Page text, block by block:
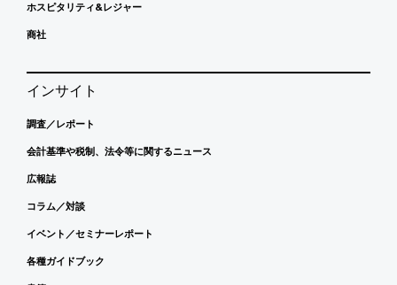
ホスピタリティ&レジャー
商社
インサイト
調査／レポート
会計基準や税制、法令等に関するニュース
広報誌
コラム／対談
イベント／セミナーレポート
各種ガイドブック